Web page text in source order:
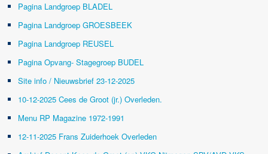
Pagina Landgroep BLADEL
Pagina Landgroep GROESBEEK
Pagina Landgroep REUSEL
Pagina Opvang- Stagegroep BUDEL
Site info / Nieuwsbrief 23-12-2025
10-12-2025 Cees de Groot (jr.) Overleden.
Menu RP Magazine 1972-1991
12-11-2025 Frans Zuiderhoek Overleden